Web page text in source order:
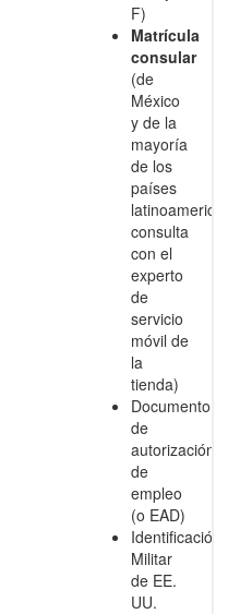
F)
Matrícula
consular
(de
México
y de la
mayoría
de los
países
latinoamericanos,
consulta
con el
experto
de
servicio
móvil de
la
tienda)
Documento
de
autorización
de
empleo
(o EAD)
Identificación
Militar
de EE.
UU.